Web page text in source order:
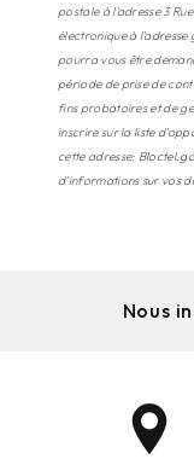
postale à l'adresse 3
électronique à
pourra vous être
période de prise de
fins probatoires et de
inscrire sur la liste
cette adresse:
d’informations sur vos
Nous